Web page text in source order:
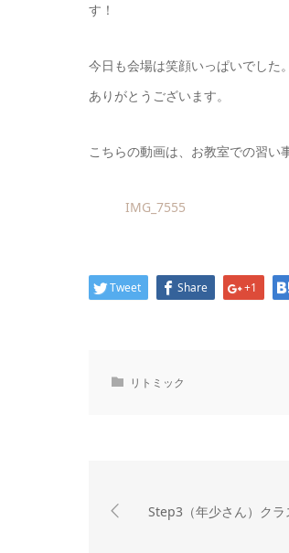
す！
今日も会場は笑顔いっぱいでした。
ありがとうございます。
こちらの動画は、お教室での習い
IMG_7555
Tweet Share +1
リトミック
Step3（年少さん）ク